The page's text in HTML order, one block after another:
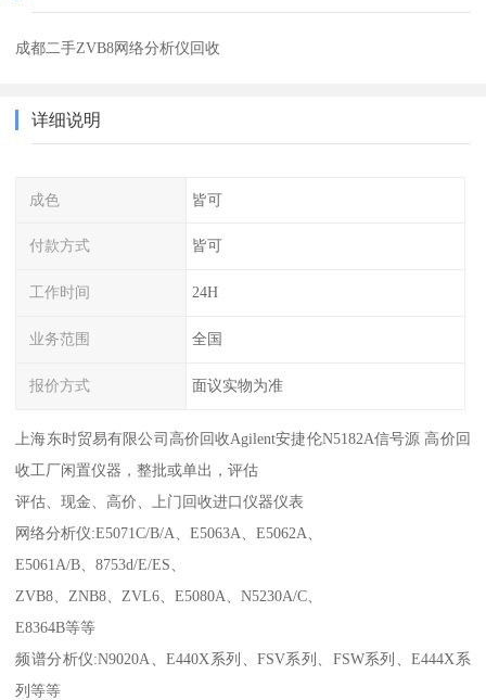
成都二手ZVB8网络分析仪回收
详细说明
成色 皆可
付款方式 皆可
工作时间 24H
业务范围 全国
报价方式 面议实物为准
上海东时贸易有限公司高价回收Agilent安捷伦N5182A信号源 高价回
收工厂闲置仪器，整批或单出，评估
评估、现金、高价、上门回收进口仪器仪表
网络分析仪:E5071C/B/A、E5063A、E5062A、
E5061A/B、8753d/E/ES、
ZVB8、ZNB8、ZVL6、E5080A、N5230A/C、
E8364B等等
频谱分析仪:N9020A、E440X系列、FSV系列、FSW系列、E444X系
列等等